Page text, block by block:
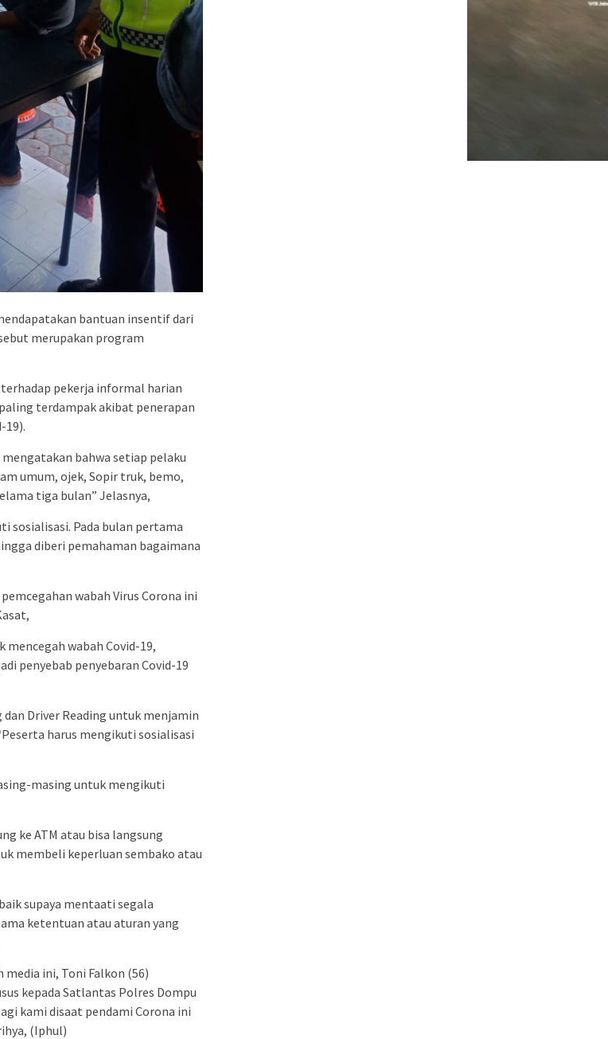
bantuan insentif dari
merupakan program
pekerja informal harian
terdampak akibat penerapan
19).
mengatakan bahwa setiap pelaku
umum, ojek, Sopir truk, bemo,
tiga bulan” Jelasnya,
sosialisasi. Pada bulan pertama
diberi pemahaman bagaimana
wabah Virus Corona ini
wabah Covid-19,
penyebab penyebaran Covid-19
Driver Reading untuk menjamin
harus mengikuti sosialisasi
masing untuk mengikuti
ke ATM atau bisa langsung
membeli keperluan sembako atau
supaya mentaati segala
ketentuan atau aturan yang
ini, Toni Falkon (56)
kepada Satlantas Polres Dompu
kami disaat pendami Corona ini
(Iphul)